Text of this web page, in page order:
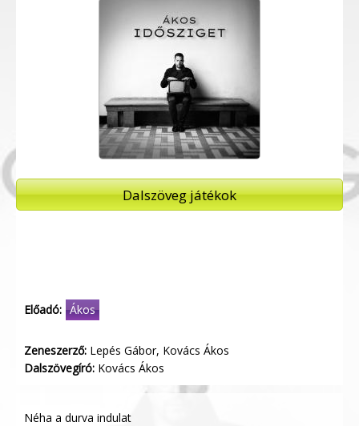
Dalszöveg játékok
Előadó: Ákos
Zeneszerző: Lepés Gábor, Kovács Ákos
Dalszövegíró: Kovács Ákos
Néha a durva indulat